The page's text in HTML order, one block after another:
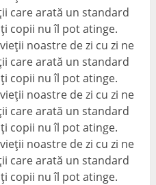
care arată un standard
copii nu îl pot atinge.
noastre de zi cu zi ne
care arată un standard
copii nu îl pot atinge.
noastre de zi cu zi ne
care arată un standard
copii nu îl pot atinge.
noastre de zi cu zi ne
care arată un standard
copii nu îl pot atinge.